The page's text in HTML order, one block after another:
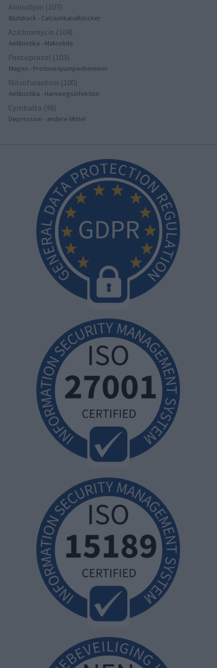
Amlodipin (107)
Blutdruck - Calciumkanalblocker
Azithromycin (104)
Antibiotika - Makrolide
Pantoprazol (103)
Magen - Protonenpumpenhemmer
Nitrofurantoin (100)
Antibiotika - Harnwegsinfektion
Cymbalta (98)
Depression - andere Mittel